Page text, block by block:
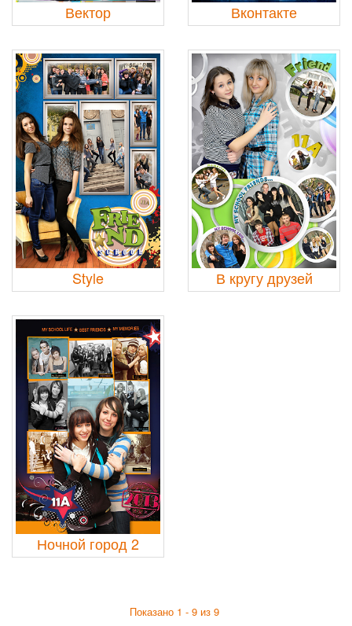
Вектор Вконтакте
Style В кругу друзей
Ночной город 2
Показано 1 - 9 из 9